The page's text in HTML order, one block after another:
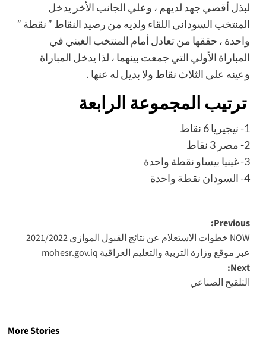
لبذل أقصي جهد لديهم ، وعلي الجانب الأخر يدخل
المنتخب السوداني اللقاء ولديه من رصيد النقاط ” نقطة ”
واحدة ، حققها من تعادل أمام المنتخب الغيني في
المباراة الأولي التي جمعت بينهما ، لذا يدخل المباراة
وعينه علي الثلاث نقاط ولا بديل له عنها .
ترتيب المجموعة الرابعة
1- نيجيريا 6 نقاط
2- مصر 3 نقاط
3- غينيا بيساو نقطة واحدة
4- السودان نقطة واحدة
Post
navigation
Previous:
NOW خطوات الاستعلام عن نتائج القبول الموازي 2021/2022
عبر موقع وزارة التربية والتعليم العراقية mohesr.gov.iq
Next:
التلقيح الصناعي
More Stories